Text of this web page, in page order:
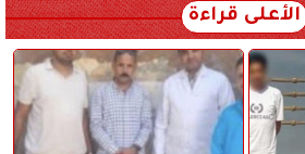
الأعلى قراءة